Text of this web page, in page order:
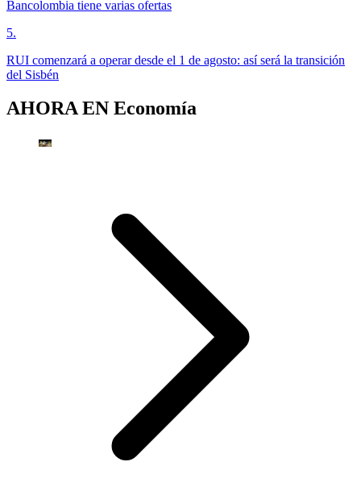
Bancolombia tiene varias ofertas
5.
RUI comenzará a operar desde el 1 de agosto: así será la transición
del Sisbén
AHORA EN Economía